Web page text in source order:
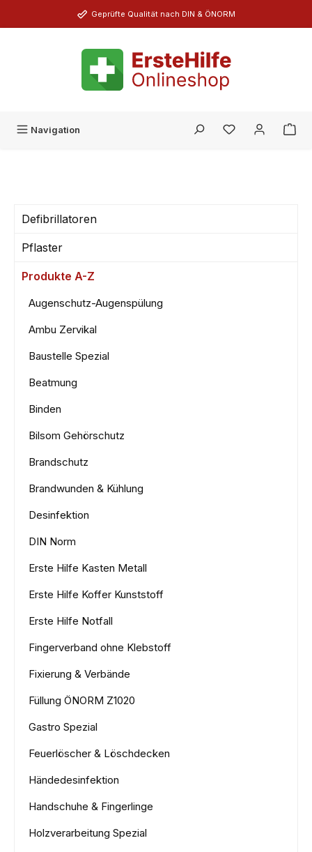
Zum Hauptinhalt springenGeprüfte Qualität nach DIN & ÖNORM
Navigation Du hast 0
Defibrillatoren
Pflaster
Produkte A-Z
Augenschutz-Augenspülung
Ambu Zervikal
Baustelle Spezial
Beatmung
Binden
Bilsom Gehörschutz
Brandschutz
Brandwunden & Kühlung
Desinfektion
DIN Norm
Erste Hilfe Kasten Metall
Erste Hilfe Koffer Kunststoff
Erste Hilfe Notfall
Fingerverband ohne Klebstoff
Fixierung & Verbände
Füllung ÖNORM Z1020
Gastro Spezial
Feuerlöscher & Löschdecken
Händedesinfektion
Handschuhe & Fingerlinge
Holzverarbeitung Spezial